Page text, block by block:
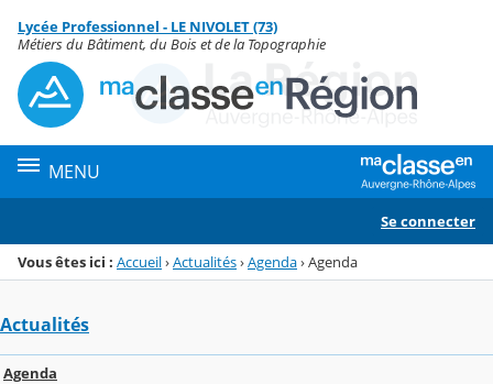
Menu de la rubrique
Contenu
Lycée Professionnel - LE NIVOLET (73)
Métiers du Bâtiment, du Bois et de la Topographie
MENU
Se connecter
Vous êtes ici : Accueil›Actualités›Agenda›Agenda
Actualités
Agenda